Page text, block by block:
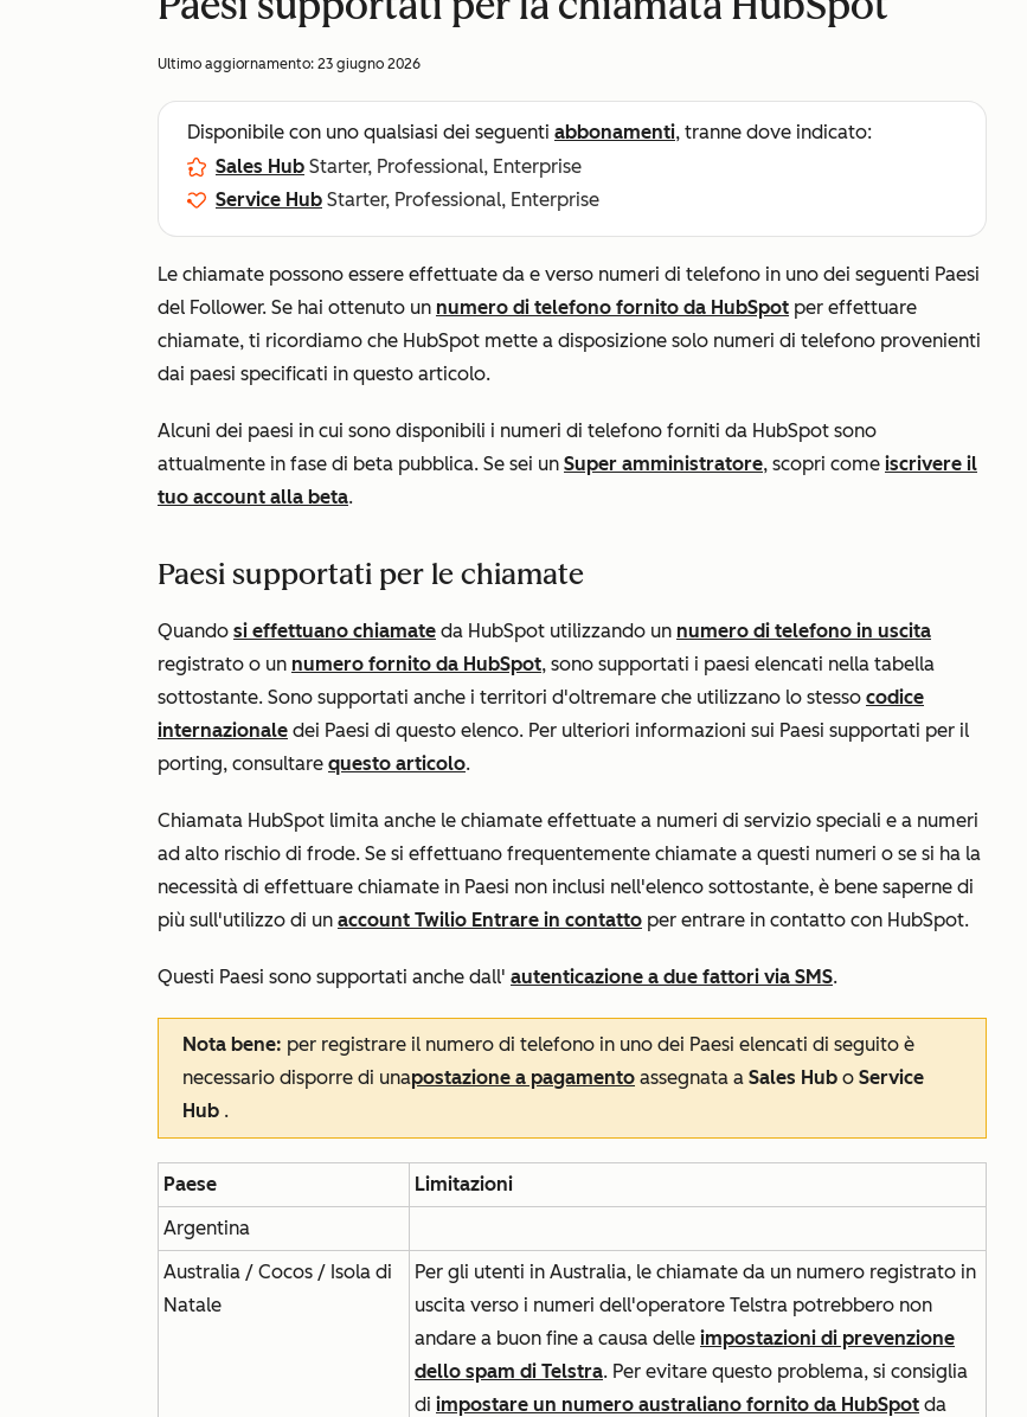
Ultimo aggiornamento: 23 giugno 2026
Disponibile con uno qualsiasi dei seguenti abbonamenti, tranne dove indicato:
Sales Hub Starter, Professional, Enterprise
Service Hub Starter, Professional, Enterprise
Le chiamate possono essere effettuate da e verso numeri di telefono in uno dei seguenti Paesi
del Follower. Se hai ottenuto un numero di telefono fornito da HubSpot per effettuare
chiamate, ti ricordiamo che HubSpot mette a disposizione solo numeri di telefono provenienti
dai paesi specificati in questo articolo.
Alcuni dei paesi in cui sono disponibili i numeri di telefono forniti da HubSpot sono
attualmente in fase di beta pubblica. Se sei un Super amministratore, scopri come iscrivere il
tuo account alla beta.
Paesi supportati per le chiamate
Quando si effettuano chiamate da HubSpot utilizzando un numero di telefono in uscita
registrato o un numero fornito da HubSpot, sono supportati i paesi elencati nella tabella
sottostante. Sono supportati anche i territori d'oltremare che utilizzano lo stesso codice
internazionale dei Paesi di questo elenco. Per ulteriori informazioni sui Paesi supportati per il
porting, consultare questo articolo.
Chiamata HubSpot limita anche le chiamate effettuate a numeri di servizio speciali e a numeri
ad alto rischio di frode. Se si effettuano frequentemente chiamate a questi numeri o se si ha la
necessità di effettuare chiamate in Paesi non inclusi nell'elenco sottostante, è bene saperne di
più sull'utilizzo di un account Twilio Entrare in contatto per entrare in contatto con HubSpot.
Questi Paesi sono supportati anche dall' autenticazione a due fattori via SMS.
Nota bene: per registrare il numero di telefono in uno dei Paesi elencati di seguito è
necessario disporre di unapostazione a pagamento assegnata a Sales Hub o Service
Hub .
Paese
Limitazioni
Argentina
Australia / Cocos / Isola di
Natale
Per gli utenti in Australia, le chiamate da un numero registrato in
uscita verso i numeri dell'operatore Telstra potrebbero non
andare a buon fine a causa delle impostazioni di prevenzione
dello spam di Telstra. Per evitare questo problema, si consiglia
di impostare un numero australiano fornito da HubSpot da